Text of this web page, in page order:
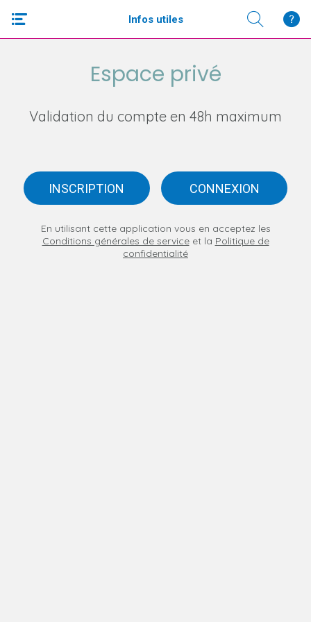
Infos utiles
Espace privé
Validation du compte en 48h maximum
INSCRIPTION CONNEXION
En utilisant cette application vous en acceptez les
Conditions générales de serviceet la Politique de
confidentialité